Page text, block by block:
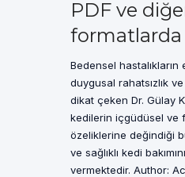
PDF ve
formatlarda
Bedensel
duygusal rahatsızlık
dikat çeken Dr. Gülay
kedilerin içgüdüsel ve
özeliklerine değindiği
ve sağlıklı kedi
vermektedir. Author: